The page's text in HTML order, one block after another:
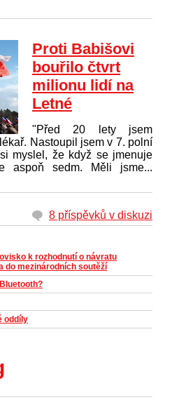
Proti Babišovi
bouřilo čtvrt
milionu lidí na
Letné
"Před 20 lety jsem
Nastoupil jsem v 7. polní
myslel, že když se jmenuje
aspoň sedm. Měli jsme...
8 příspěvků v diskuzi
k rozhodnutí o návratu
do mezinárodních soutěží
oddíly